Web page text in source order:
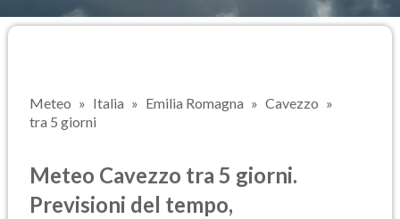
Meteo Italia Emilia Romagna
Cavezzo
tra 5 giorni
Meteo Cavezzo tra 5 giorni.
Previsioni del tempo,